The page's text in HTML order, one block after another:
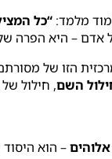
מלמד:“כל
אדם – היא הפרה
הזו של
השם, חילול
– הוא